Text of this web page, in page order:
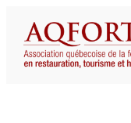
contenu